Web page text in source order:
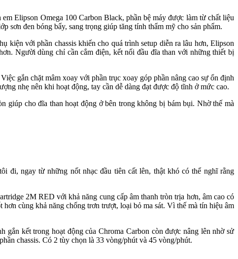
Elipson Omega 100 Carbon Black, phần bệ máy được làm từ chất liệu
sơn đen bóng bẩy, sang trọng giúp tăng tính thẩm mỹ cho sản phẩm.
kiện với phần chassis khiến cho quá trình setup diễn ra lâu hơn, Elipson
Người dùng chỉ cần cắm điện, kết nối đầu đĩa than với những thiết bị
gắn chặt mâm xoay với phần trục xoay góp phần nâng cao sự ổn định
nhẹ nên khi hoạt động, tay cần dễ dàng đạt được độ tĩnh ở mức cao.
giúp cho đĩa than hoạt động ở bên trong không bị bám bụi. Nhờ thế mà
đi, ngay từ những nốt nhạc đầu tiên cất lên, thật khó có thể nghĩ rằng
2M RED với khả năng cung cấp âm thanh tròn trịa hơn, âm cao có
cùng khả năng chống trơn trượt, loại bỏ ma sát. Vì thế mà tín hiệu âm
kết trong hoạt động của Chroma Carbon còn được nâng lên nhờ sử
chassis. Có 2 tùy chọn là 33 vòng/phút và 45 vòng/phút.